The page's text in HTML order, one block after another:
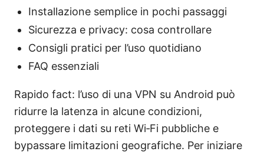
Installazione semplice in pochi passaggi
Sicurezza e privacy: cosa controllare
Consigli pratici per l’uso quotidiano
FAQ essenziali
Rapido fact: l’uso di una VPN su Android può
ridurre la latenza in alcune condizioni,
proteggere i dati su reti Wi‑Fi pubbliche e
bypassare limitazioni geografiche. Per iniziare